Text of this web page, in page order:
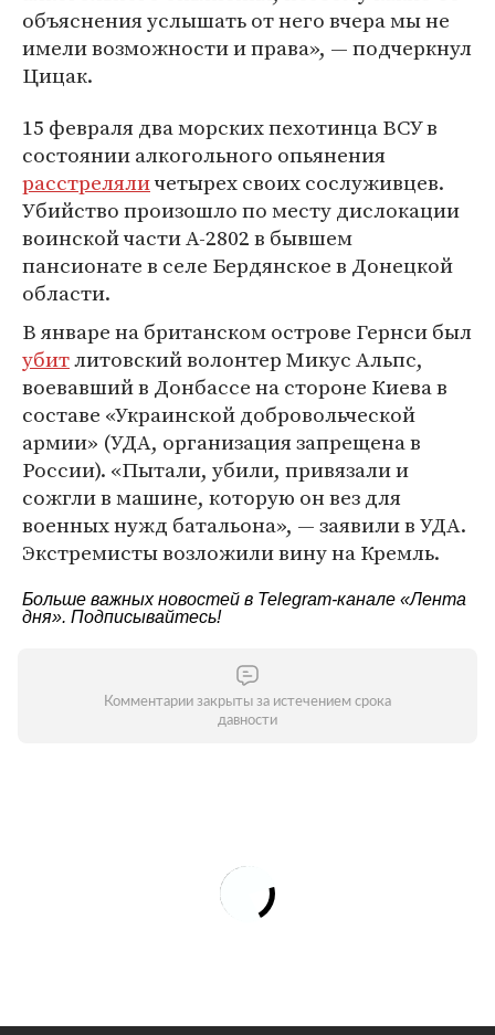
объяснения услышать от него вчера мы не
имели возможности и права», — подчеркнул
Цицак.
15 февраля два морских пехотинца ВСУ в
состоянии алкогольного опьянения
расстреляличетырех своих сослуживцев.
Убийство произошло по месту дислокации
воинской части А-2802 в бывшем
пансионате в селе Бердянское в Донецкой
области.
В январе на британском острове Гернси был
убитлитовский волонтер Микус Альпс,
воевавший в Донбассе на стороне Киева в
составе «Украинской добровольческой
армии» (УДА, организация запрещена в
России). «Пытали, убили, привязали и
сожгли в машине, которую он вез для
военных нужд батальона», — заявили в УДА.
Экстремисты возложили вину на Кремль.
Больше важных новостей в Telegram-канале «Лента
дня». Подписывайтесь!
Комментарии закрыты за истечением срока
давности